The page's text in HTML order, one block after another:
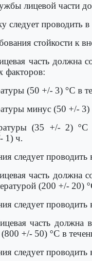
лицевой части
следует проводить
стойкости к
часть должна
факторов:
(50 +/- 3) °С в
минус (50 +/-
(35 +/- 2) °С
1) ч.
следует
часть должна
(200 +/- 20)
следует
часть должна
(800 +/- 50) °С в
следует